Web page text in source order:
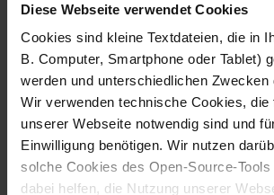
Diese Webseite verwendet Cookies
Cookies sind kleine Textdateien, die in
B. Computer, Smartphone oder Tablet)
werden und unterschiedlichen Zwecken
Wir verwenden technische Cookies, die
unserer Webseite notwendig sind und
Einwilligung benötigen. Wir nutzen
solche Cookies des Open-Source-
dabei helfen, die Nutzung unserer
Fotografo: Lorenz
Sternbach
Download